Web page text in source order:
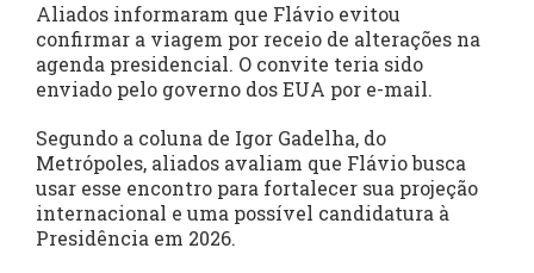
Aliados informaram que Flávio evitou
confirmar a viagem por receio de alterações na
agenda presidencial. O convite teria sido
enviado pelo governo dos EUA por e-mail.
Segundo a coluna de Igor Gadelha, do
Metrópoles, aliados avaliam que Flávio busca
usar esse encontro para fortalecer sua projeção
internacional e uma possível candidatura à
Presidência em 2026.